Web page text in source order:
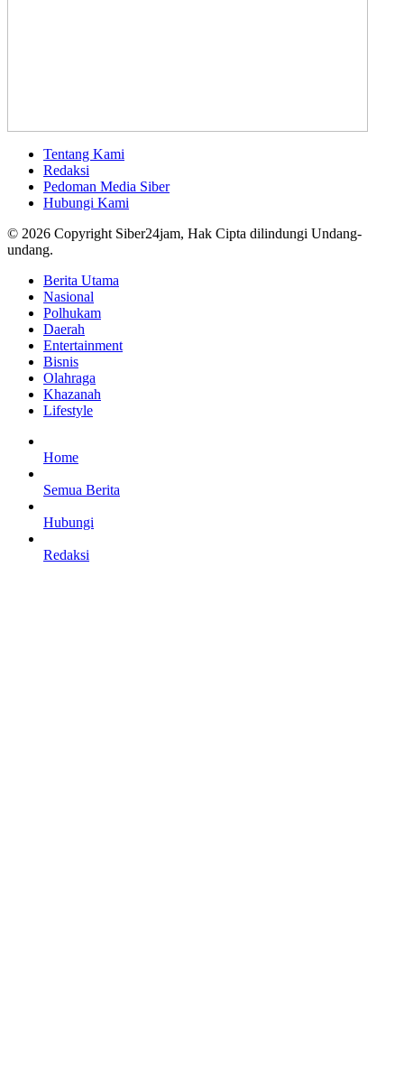
Tentang Kami
Redaksi
Pedoman Media Siber
Hubungi Kami
© 2026 Copyright Siber24jam, Hak Cipta dilindungi Undang-
undang.
Berita Utama
Nasional
Polhukam
Daerah
Entertainment
Bisnis
Olahraga
Khazanah
Lifestyle
Home
Semua Berita
Hubungi
Redaksi